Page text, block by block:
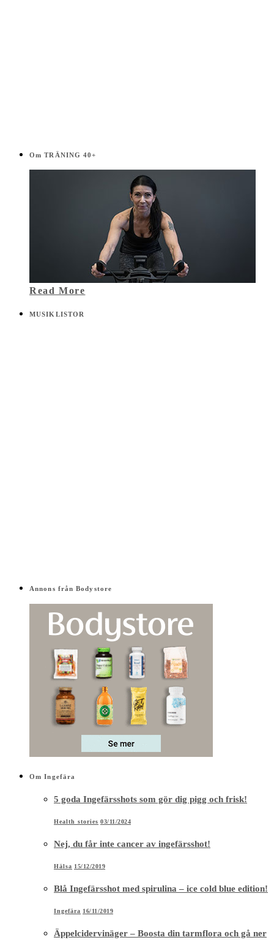
Om TRÄNING 40+
Read More
MUSIKLISTOR
Annons från Bodystore
Om Ingefära
5 goda Ingefärsshots som gör dig pigg och frisk!
Health stories 03/11/2024
Nej, du får inte cancer av ingefärsshot!
Hälsa 15/12/2019
Blå Ingefärsshot med spirulina – ice cold blue edition!
Ingefära 16/11/2019
Äppelcidervinäger – Boosta din tarmflora och gå ner